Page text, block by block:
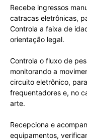
Recebe ingressos
catracas eletrônicas,
Controla a faixa de
orientação legal.
Controla o fluxo de
monitorando a
circuito eletrônico,
frequentadores e, no
arte.
Recepciona e
equipamentos,